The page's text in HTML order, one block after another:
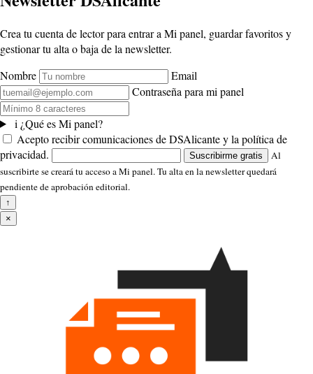
Crea tu cuenta de lector para entrar a Mi panel, guardar favoritos y
gestionar tu alta o baja de la newsletter.
Nombre
Email
Contraseña para mi panel
i ¿Qué es Mi panel?
Acepto recibir comunicaciones de DSAlicante y la política de
privacidad.
Suscribirme gratis
Al
suscribirte se creará tu acceso a Mi panel. Tu alta en la newsletter quedará
pendiente de aprobación editorial.
↑
×